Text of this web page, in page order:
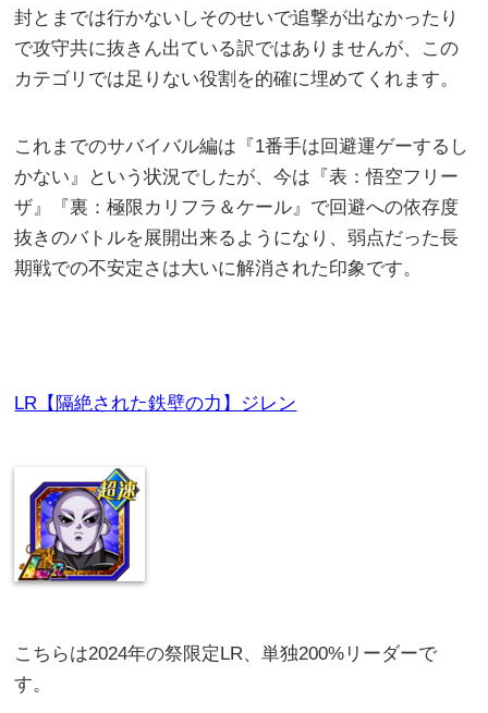
封とまでは行かないしそのせいで追撃が出なかったり
で攻守共に抜きん出ている訳ではありませんが、この
カテゴリでは足りない役割を的確に埋めてくれます。
これまでのサバイバル編は『1番手は回避運ゲーするし
かない』という状況でしたが、今は『表：悟空フリー
ザ』『裏：極限カリフラ＆ケール』で回避への依存度
抜きのバトルを展開出来るようになり、弱点だった長
期戦での不安定さは大いに解消された印象です。
LR【隔絶された鉄壁の力】ジレン
こちらは2024年の祭限定LR、単独200%リーダーで
す。